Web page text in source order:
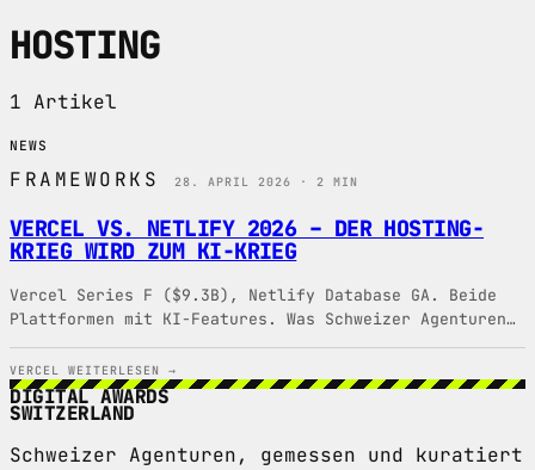
HOSTING
1 Artikel
NEWS
FRAMEWORKS28. APRIL 2026 · 2 MIN
VERCEL VS. NETLIFY 2026 – DER HOSTING-
KRIEG WIRD ZUM KI-KRIEG
Vercel Series F ($9.3B), Netlify Database GA. Beide
Plattformen mit KI-Features. Was Schweizer Agenturen
wählen sollten.
VERCEL WEITERLESEN →
DIGITAL AWARDS
SWITZERLAND
Schweizer Agenturen, gemessen und kuratiert